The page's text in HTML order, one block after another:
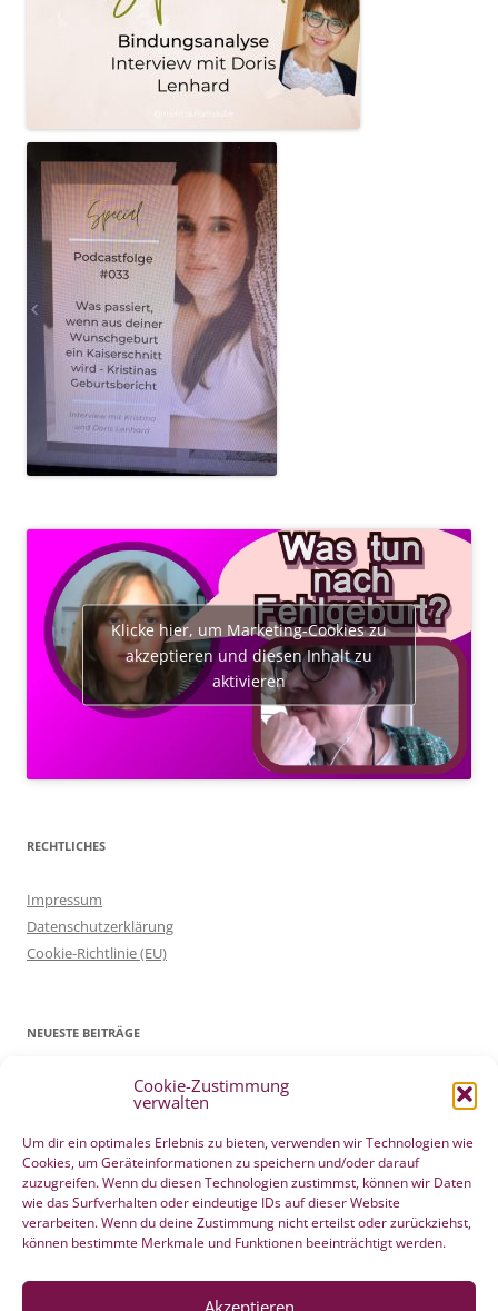
Cookie-Zustimmung
verwalten
Um dir ein optimales Erlebnis zu bieten, verwenden wir Technologien wie
Cookies, um Geräteinformationen zu speichern und/oder darauf
zuzugreifen. Wenn du diesen Technologien zustimmst, können wir Daten
wie das Surfverhalten oder eindeutige IDs auf dieser Website
verarbeiten. Wenn du deine Zustimmung nicht erteilst oder zurückziehst,
können bestimmte Merkmale und Funktionen beeinträchtigt werden.
Akzeptieren
Klicke hier, um Marketing-Cookies zu
akzeptieren und diesen Inhalt zu
aktivieren
RECHTLICHES
Impressum
Datenschutzerklärung
Cookie-Richtlinie (EU)
NEUESTE BEITRÄGE
Patientenverfügung Geburt vertreten in WELTWOCHE DER GEBURT
Filmtipp – Die sichere Geburt 19. Mai 2021
Integration eigener Erfahrungen aus der Pränatalzeit 10. März 2021
VBA2C – Erfahrung 8. Februar 2020
Berührender wunderschöner Geburtserfahrungsbericht von Laura
Maria Seiler
22. Dezember 2019